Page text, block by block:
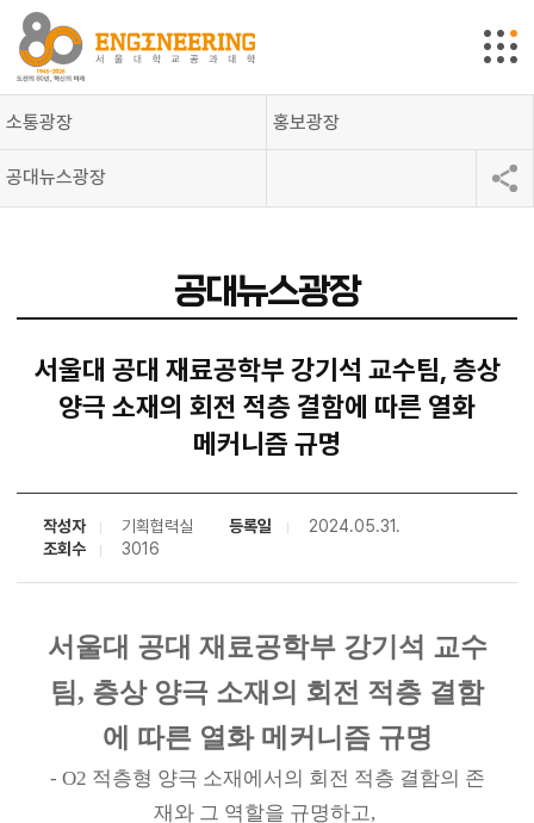
소통광장 홍보광장
공대뉴스광장
공대뉴스광장
서울대 공대 재료공학부 강기석 교수팀, 층상
양극 소재의 회전 적층 결함에 따른 열화
메커니즘 규명
작성자 기획협력실 등록일
2024.05.31.
조회수
3016
서울대 공대 재료공학부 강기석 교수
팀, 층상 양극 소재의 회전 적층 결함
에 따른 열화 메커니즘 규명
- O2 적층형 양극 소재에서의 회전 적층 결함의 존
재와 그 역할을 규명하고,